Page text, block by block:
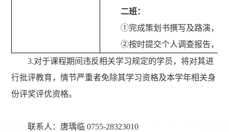
二班：
①完成策划书撰写及路演，计
②按时提交个人调查报告，计
3.对于课程期间违反相关学习规定的学员，将对其进
行批评教育，情节严重者免除其学习资格及本学年相关身
份评奖评优资格。
联系人：唐瑀临 0755-28323010